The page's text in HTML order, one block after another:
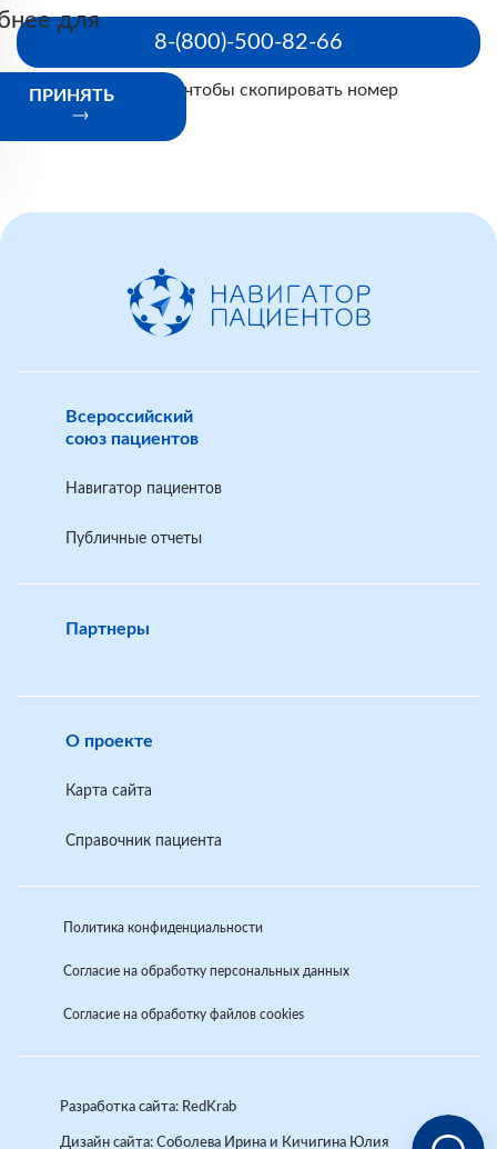
8-(800)-500-82-66
Нажмите, чтобы скопировать номер
для
ПРИНЯТЬ
Всероссийский
союз пациентов
Навигатор пациентов
Публичные отчеты
Партнеры
О проекте
Карта сайта
Справочник пациента
Разработка сайта: RedKrab
Дизайн сайта: Соболева Ирина и Кичигина Юлия
Политика конфиденциальности
Согласие на обработку персональных данных
Согласие на обработку файлов cookies